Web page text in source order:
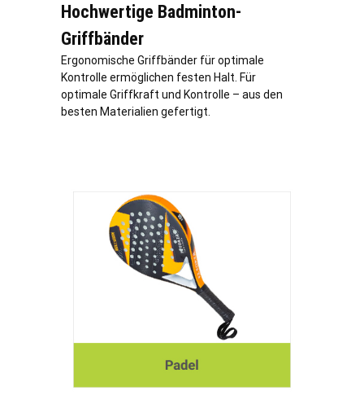
Hochwertige Badminton-
Griffbänder
Ergonomische Griffbänder für optimale
Kontrolle ermöglichen festen Halt. Für
optimale Griffkraft und Kontrolle – aus den
besten Materialien gefertigt.